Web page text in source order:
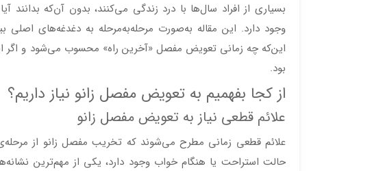
بسیاری از افراد سال‌ها با درد زندگی می‌کنند، بدون آن‌که بدانند
وجود دارد. این مقاله به‌صورت مرحله‌به‌مرحله به دغدغه‌های
این‌که چه زمانی تعویض مفصل «آخرین راه» محسوب می‌شود و اگر
بود.
از کجا بفهمیم به تعویض مفصل زانو نیاز داریم؟
علائم قطعی نیاز به تعویض مفصل زانو
علائم قطعی زمانی مطرح می‌شوند که تخریب مفصل زانو از
حالت استراحت یا هنگام خواب وجود دارد، یکی از مهم‌ترین